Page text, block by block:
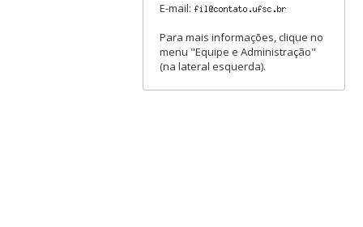
E-mail:
Para mais informações, clique no
menu "Equipe e Administração"
(na lateral esquerda).